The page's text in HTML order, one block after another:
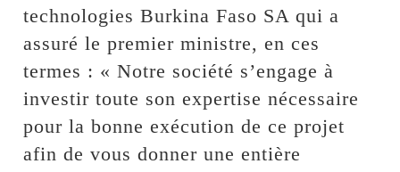
technologies Burkina Faso SA qui a
assuré le premier ministre, en ces
termes : « Notre société s’engage à
investir toute son expertise nécessaire
pour la bonne exécution de ce projet
afin de vous donner une entière